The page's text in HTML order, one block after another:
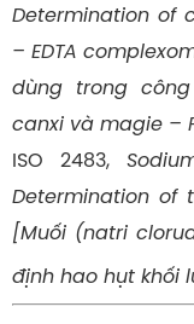
Determination of
– EDTA
dùng trong
canxi và magie –
ISO 2483,
Determination of
[Muối (natri
định hao hụt khối